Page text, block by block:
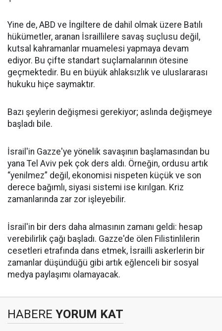
Yine de, ABD ve İngiltere de dahil olmak üzere Batılı
hükümetler, aranan İsraillilere savaş suçlusu değil,
kutsal kahramanlar muamelesi yapmaya devam
ediyor. Bu çifte standart suçlamalarının ötesine
geçmektedir. Bu en büyük ahlaksızlık ve uluslararası
hukuku hiçe saymaktır.
Bazı şeylerin değişmesi gerekiyor; aslında değişmeye
başladı bile.
İsrail'in Gazze'ye yönelik savaşının başlamasından bu
yana Tel Aviv pek çok ders aldı. Örneğin, ordusu artık
“yenilmez” değil, ekonomisi nispeten küçük ve son
derece bağımlı, siyasi sistemi ise kırılgan. Kriz
zamanlarında zar zor işleyebilir.
İsrail'in bir ders daha almasının zamanı geldi: hesap
verebilirlik çağı başladı. Gazze'de ölen Filistinlilerin
cesetleri etrafında dans etmek, İsrailli askerlerin bir
zamanlar düşündüğü gibi artık eğlenceli bir sosyal
medya paylaşımı olamayacak.
HABERE YORUM KAT